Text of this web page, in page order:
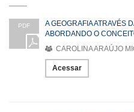
PDF
A GEOGRAFIA ATRAVÉS
ABORDANDO O
CAROLINA ARAÚJO
Acessar